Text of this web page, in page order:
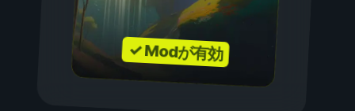
✓ Modが有効